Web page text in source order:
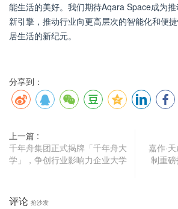
能生活的美好。我们期待Aqara Space成为
新引擎，推动行业向更高层次的智能化和便
居生活的新纪元。
分享到：
上一篇 :
千年舟集团正式揭牌「千年舟大
学」，争创行业影响力企业大学
嘉作·
制重
评论 抢沙发